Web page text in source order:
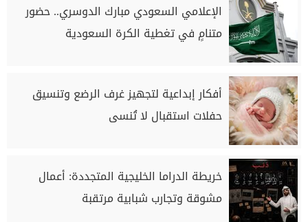
الإعلامي السعودي مبارك الدوسري.. حضور
متنامٍ في تغطية الكرة السعودية
أفكار إبداعية لتجهيز غرف الرضع وتنسيق
حفلات استقبال لا تُنسى
خريطة الدراما الخليجية المتجددة: أعمال
مشوقة وتجارب شبابية مرتقبة